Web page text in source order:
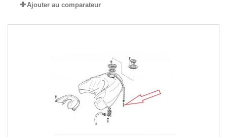
Ajouter au comparateur